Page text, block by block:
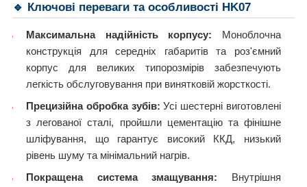
🔹 Ключові переваги та особливості HK07
Максимальна надійність корпусу: Моноблочна
конструкція для середніх габаритів та роз'ємний
корпус для великих типорозмірів забезпечують
легкість обслуговування при винятковій жорсткості.
Прецизійна обробка зубів: Усі шестерні виготовлені
з легованої сталі, пройшли цементацію та фінішне
шліфування, що гарантує високий ККД, низький
рівень шуму та мінімальний нагрів.
Покращена система змащування: Внутрішня